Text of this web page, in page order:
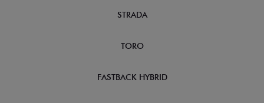
STRADA
TORO
FASTBACK HYBRID